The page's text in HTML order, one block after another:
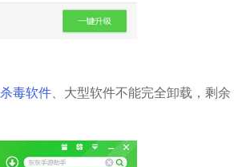
杀毒软件 、大型软件不能完全卸载，剩余